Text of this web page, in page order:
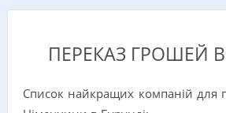
ПЕРЕКАЗ ГРОШЕЙ В
Список найкращих компаній для